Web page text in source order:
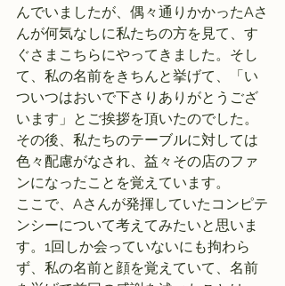
んでいましたが、偶々通りかかったAさ
んが何気なしに私たちの方を見て、す
ぐさまこちらにやってきました。そし
て、私の名前をきちんと挙げて、「い
ついつはおいで下さりありがとうござ
います」とご挨拶を頂いたのでした。
その後、私たちのテーブルに対しては
色々配慮がなされ、益々その店のファ
ンになったことを覚えています。
ここで、Aさんが発揮していたコンピテ
ンシーについて考えてみたいと思いま
す。1回しか会っていないにも拘わら
ず、私の名前と顔を覚えていて、名前